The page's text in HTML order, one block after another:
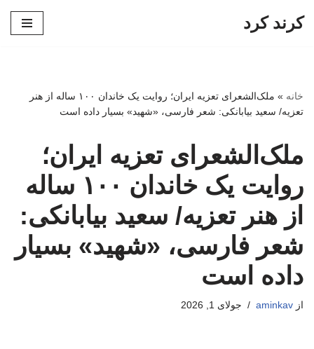
کرند کرد
خانه »
ملک‌الشعرای تعزیه ایران؛ روایت یک خاندان ۱۰۰ ساله از هنر
تعزیه/ سعید بیابانکی: شعر فارسی، «شهید» بسیار داده است
ملک‌الشعرای تعزیه ایران؛
روایت یک خاندان ۱۰۰ ساله
از هنر تعزیه/ سعید بیابانکی:
شعر فارسی، «شهید» بسیار
داده است
از aminkav جولای 1, 2026